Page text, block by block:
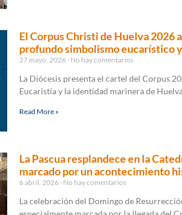
El Corpus Christi de Huelva 2026
profundo simbolismo eucarístico
27 mayo, 2026 No hay comentarios
La Diócesis presenta el cartel del Corpus
Eucaristía y la identidad marinera de
Read More »
La Pascua resplandece en la
marcado por un acontecimiento
6 abril, 2026 No hay comentarios
La celebración del Domingo de